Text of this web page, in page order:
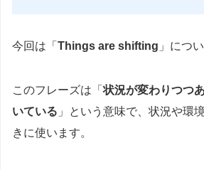
今回は「 Things are shifting 」につ
このフレーズは「状況が変わりつつ
いている 」という意味で、状況や環
きに使います。